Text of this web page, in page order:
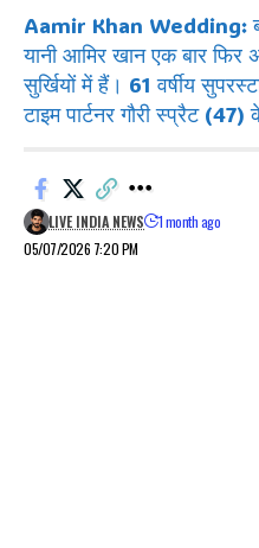
Aamir Khan Wedding:
यानी आमिर खान एक बार
सुर्खियों में हैं। 61 वर्षीय
टाइम पार्टनर गौरी स्प्रैट
05/07/2026 7:20 PM
LIVE INDIA NEWS 1 month ago